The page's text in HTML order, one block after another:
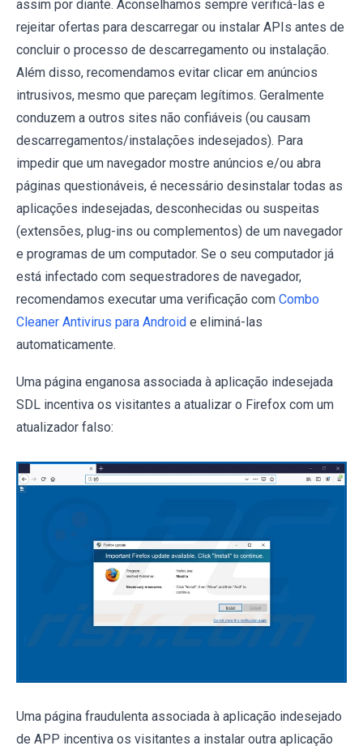
assim por diante. Aconselhamos sempre verificá-las e
rejeitar ofertas para descarregar ou instalar APIs antes de
concluir o processo de descarregamento ou instalação.
Além disso, recomendamos evitar clicar em anúncios
intrusivos, mesmo que pareçam legítimos. Geralmente
conduzem a outros sites não confiáveis (ou causam
descarregamentos/instalações indesejados). Para
impedir que um navegador mostre anúncios e/ou abra
páginas questionáveis, é necessário desinstalar todas as
aplicações indesejadas, desconhecidas ou suspeitas
(extensões, plug-ins ou complementos) de um navegador
e programas de um computador. Se o seu computador já
está infectado com sequestradores de navegador,
recomendamos executar uma verificação com Combo
Cleaner Antivirus para Android e eliminá-las
automaticamente.
Uma página enganosa associada à aplicação indesejada
SDL incentiva os visitantes a atualizar o Firefox com um
atualizador falso:
Uma página fraudulenta associada à aplicação indesejado
de APP incentiva os visitantes a instalar outra aplicação